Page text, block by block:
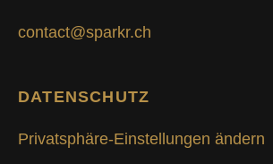
contact@sparkr.ch
DATENSCHUTZ
Privatsphäre-Einstellungen ändern